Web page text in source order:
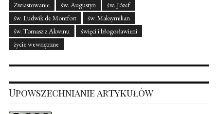
Zwiastowanie
św. Augustyn
św. Józef
św. Ludwik de Montfort
św. Maksymilian
św. Tomasz z Akwinu
święci i błogosławieni
życie wewnętrzne
Upowszechnianie artykułów